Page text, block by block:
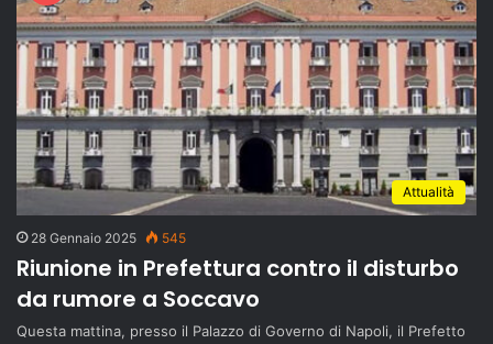
Attualità
28 Gennaio 2025 545
Riunione in Prefettura contro il disturbo
da rumore a Soccavo
Questa mattina, presso il Palazzo di Governo di Napoli, il Prefetto